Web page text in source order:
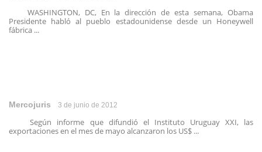
WASHINGTON, DC, En la dirección de esta semana, Obama
Presidente habló al pueblo estadounidense desde un Honeywell
fábrica ...
Mercojuris 3 de junio de 2012
Según informe que difundió el Instituto Uruguay XXI, las
exportaciones en el mes de mayo alcanzaron los US$ ...